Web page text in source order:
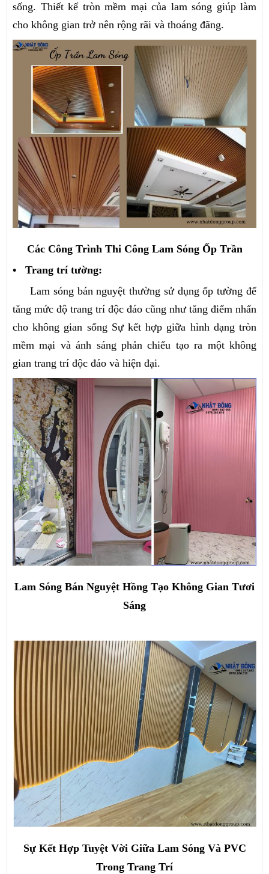
sống. Thiết kế tròn mềm mại của lam sóng giúp làm
cho không gian trở nên rộng rãi và thoáng đãng.
Các Công Trình Thi Công Lam Sóng Ốp Trần
• Trang trí tường:
Lam sóng bán nguyệt thường sử dụng ốp tường để
tăng mức độ trang trí độc đáo cũng như tăng điểm nhấn
cho không gian sống Sự kết hợp giữa hình dạng tròn
mềm mại và ánh sáng phản chiếu tạo ra một không
gian trang trí độc đáo và hiện đại.
Lam Sóng Bán Nguyệt Hồng Tạo Không Gian Tươi
Sáng
Sự Kết Hợp Tuyệt Vời Giữa Lam Sóng Và PVC
Trong Trang Trí